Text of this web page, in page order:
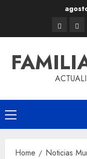
Home
Noticias